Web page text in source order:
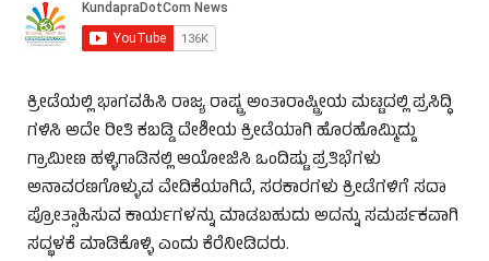
ಕ್ರೀಡೆಯಲ್ಲಿ ಭಾಗವಹಿಸಿ ರಾಜ್ಯ ರಾಷ್ಟ್ರ ಅಂತಾರಾಷ್ಟ್ರೀಯ ಮಟ್ಟದಲ್ಲಿ ಪ್ರಸಿದ್ಧಿ
ಗಳಿಸಿ ಅದೇ ರೀತಿ ಕಬಡ್ಡಿ ದೇಶೀಯ ಕ್ರೀಡೆಯಾಗಿ ಹೊರಹೊಮ್ಮಿದ್ದು
ಗ್ರಾಮೀಣ ಹಳ್ಳಿಗಾಡಿನಲ್ಲಿ ಆಯೋಜಿಸಿ ಒಂದಿಷ್ಟು ಪ್ರತಿಭೆಗಳು
ಅನಾವರಣಗೊಳ್ಳುವ ವೇದಿಕೆಯಾಗಿದೆ, ಸರಕಾರಗಳು ಕ್ರೀಡೆಗಳಿಗೆ ಸದಾ
ಪ್ರೋತ್ಸಾಹಿಸುವ ಕಾರ್ಯಗಳನ್ನು ಮಾಡಬಹುದು ಅದನ್ನು ಸಮರ್ಪಕವಾಗಿ
ಸದ್ಭಳಕೆ ಮಾಡಿಕೊಳ್ಳಿ ಎಂದು ಕೆರೆನೀಡಿದರು.